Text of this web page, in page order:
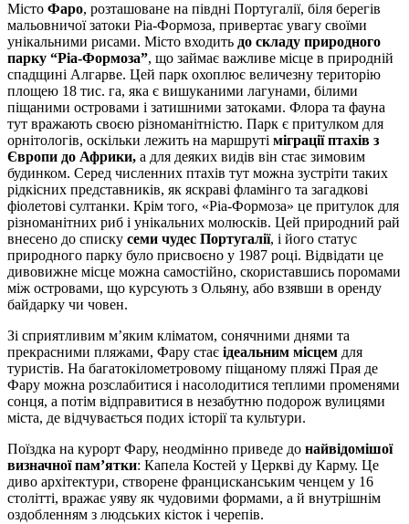
Місто Фаро, розташоване на півдні Португалії, біля берегів
мальовничої затоки Ріа-Формоза, привертає увагу своїми
унікальними рисами. Місто входить до складу природного
парку “Ріа-Формоза”, що займає важливе місце в природній
спадщині Алгарве. Цей парк охоплює величезну територію
площею 18 тис. га, яка є вишуканими лагунами, білими
піщаними островами і затишними затоками. Флора та фауна
тут вражають своєю різноманітністю. Парк є притулком для
орнітологів, оскільки лежить на маршруті міграції птахів з
Європи до Африки, а для деяких видів він стає зимовим
будинком. Серед численних птахів тут можна зустріти таких
рідкісних представників, як яскраві фламінго та загадкові
фіолетові султанки. Крім того, «Ріа-Формоза» це притулок для
різноманітних риб і унікальних молюсків. Цей природний рай
внесено до списку семи чудес Португалії, і його статус
природного парку було присвоєно у 1987 році. Відвідати це
дивовижне місце можна самостійно, скориставшись поромами
між островами, що курсують з Ольяну, або взявши в оренду
байдарку чи човен.
Зі сприятливим м’яким кліматом, сонячними днями та
прекрасними пляжами, Фару стає ідеальним місцем для
туристів. На багатокілометровому піщаному пляжі Прая де
Фару можна розслабитися і насолодитися теплими променями
сонця, а потім відправитися в незабутню подорож вулицями
міста, де відчувається подих історії та культури.
Поїздка на курорт Фару, неодмінно приведе до найвідомішої
визначної пам’ятки: Капела Костей у Церкві ду Карму. Це
диво архітектури, створене францисканським ченцем у 16
столітті, вражає уяву як чудовими формами, а й внутрішнім
оздобленням з людських кісток і черепів.